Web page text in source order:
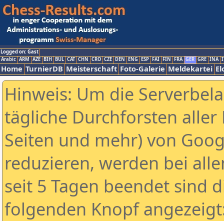
Logged on: Gast
Arabic ARM AZE BIH BUL CAT CHN CRO CZE DEN ENG ESP FAI FIN FRA GER GRE INA
Home TurnierDB Meisterschaft Foto-Galerie Meldekartei
Hinweis: Um die
tägliche Durchforsten aller
Seiten und mehr) von
reduzieren, werden bei
seit 5 Tagen beendet sind
folgenden Knopf